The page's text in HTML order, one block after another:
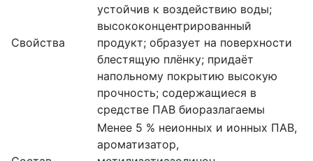
Свойства
устойчив к воздействию воды;
высококонцентрированный
продукт; образует на поверхности
блестящую плёнку; придаёт
напольному покрытию высокую
прочность; содержащиеся в
средстве ПАВ биоразлагаемы
Менее 5 % неионных и ионных ПАВ,
ароматизатор,